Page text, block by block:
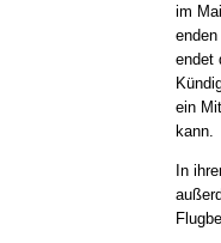
im
endet
ein
kann.
In